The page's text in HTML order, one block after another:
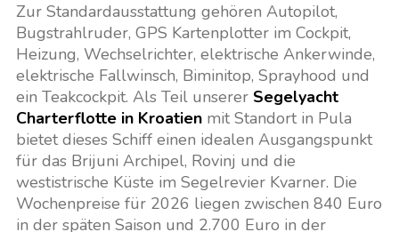
Zur Standardausstattung gehören Autopilot,
Bugstrahlruder, GPS Kartenplotter im Cockpit,
Heizung, Wechselrichter, elektrische Ankerwinde,
elektrische Fallwinsch, Biminitop, Sprayhood und
ein Teakcockpit. Als Teil unserer Segelyacht
Charterflotte in Kroatienmit Standort in Pula
bietet dieses Schiff einen idealen Ausgangspunkt
für das Brijuni Archipel, Rovinj und die
westistrische Küste im Segelrevier Kvarner. Die
Wochenpreise für 2026 liegen zwischen 840 Euro
in der späten Saison und 2.700 Euro in der